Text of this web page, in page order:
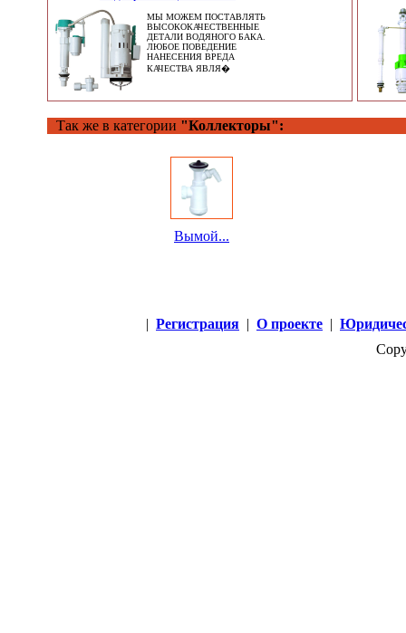
МЫ МОЖЕМ ПОСТАВЛЯТЬ
ВЫСОКОКАЧЕСТВЕННЫЕ
ДЕТАЛИ ВОДЯНОГО БАКА.
ЛЮБОЕ ПОВЕДЕНИЕ
НАНЕСЕНИЯ ВРЕДА
КАЧЕСТВА ЯВЛЯ�
Так же в категории "Коллекторы":
Вымой...
| Регистрация | О проекте |